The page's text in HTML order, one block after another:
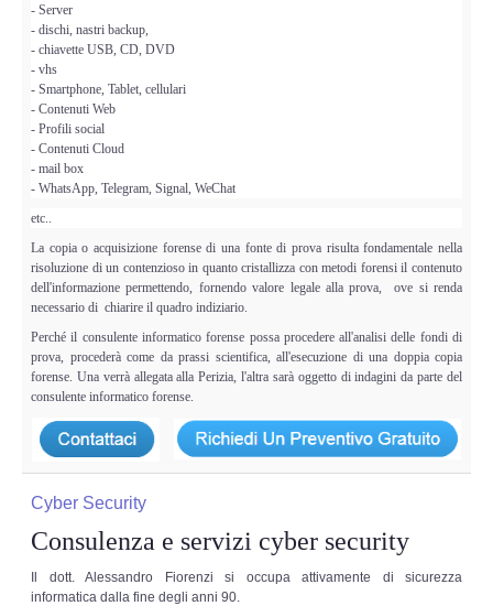
Copia/Acquisizione Forense
Bonifiche Digitali
Forensics Readiness
Incident Response
Copia/Acquisizione Forense Web
Indagini persone scomparse
Remote Digital Forensics
Sblocco PIN Smartphone
Prevenzione Frode
- Server
- dischi, nastri backup,
- chiavette USB, CD, DVD
- vhs
- Smartphone, Tablet, cellulari
- Contenuti Web
- Profili social
- Contenuti Cloud
- mail box
- WhatsApp, Telegram, Signal, WeChat
etc..
La copia o acquisizione forense di una fonte di prova risulta fondamentale nella
risoluzione di un contenzioso in quanto cristallizza con metodi forensi il contenuto
dell'informazione permettendo, fornendo valore legale alla prova, ove si renda
necessario di chiarire il quadro indiziario.
Perché il consulente informatico forense possa procedere all'analisi delle fondi di
prova, procederà come da prassi scientifica, all'esecuzione di una doppia copia
forense. Una verrà allegata alla Perizia, l'altra sarà oggetto di indagini da parte del
consulente informatico forense.
Cyber Security
Consulenza e servizi cyber security
Il dott. Alessandro Fiorenzi si occupa attivamente di sicurezza
informatica dalla fine degli anni 90.